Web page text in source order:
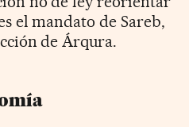
el mandato de Sareb,
de Árqura.